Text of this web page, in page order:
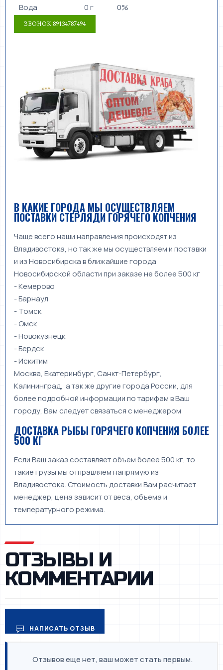
Вода
0 г 0%
В КАКИЕ ГОРОДА МЫ ОСУЩЕСТВЛЯЕМ
ПОСТАВКИ СТЕРЛЯДИ ГОРЯЧЕГО КОПЧЕНИЯ
Чаще всего наши направления происходят из
Владивостока, но так же мы осуществляем и поставки
и из Новосибирска в ближайшие города
Новосибирской области при заказе не более 500 кг
- Кемерово
- Барнаул
- Томск
- Омск
- Новокузнецк
- Бердск
- Искитим
Москва, Екатеринбург, Санкт-Петербург,
Калининград, а так же другие города России, для
более подробной информации по тарифам в Ваш
городу, Вам следует связаться с менеджером
ДОСТАВКА РЫБЫ ГОРЯЧЕГО КОПЧЕНИЯ БОЛЕЕ
500 КГ
Если Ваш заказ составляет объем более 500 кг, то
такие грузы мы отправляем напрямую из
Владивостока. Стоимость доставки Вам расчитает
менеджер, цена зависит от веса, объема и
температурного режима.
ОТЗЫВЫ И
КОММЕНТАРИИ
НАПИСАТЬ ОТЗЫВ
Отзывов еще нет, ваш может стать первым.